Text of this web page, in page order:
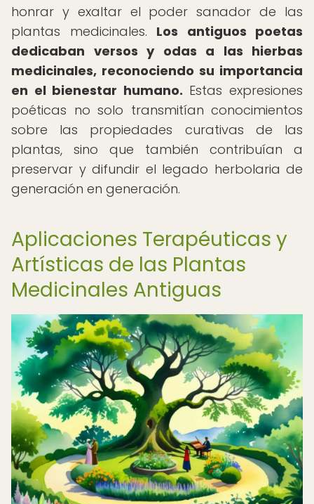
honrar y exaltar el poder sanador de las
plantas medicinales. Los antiguos poetas
dedicaban versos y odas a las hierbas
medicinales, reconociendo su importancia
en el bienestar humano. Estas expresiones
poéticas no solo transmitían conocimientos
sobre las propiedades curativas de las
plantas, sino que también contribuían a
preservar y difundir el legado herbolaria de
generación en generación.
Aplicaciones Terapéuticas y
Artísticas de las Plantas
Medicinales Antiguas